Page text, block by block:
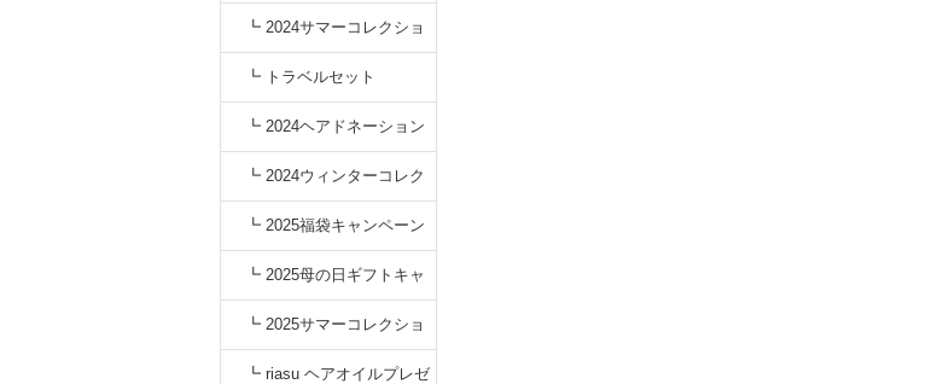
ンペーン
┗ 2024サマーコレクショ
ン
┗ トラベルセット
┗ 2024ヘアドネーション
キャンペーン
┗ 2024ウィンターコレク
ション
┗ 2025福袋キャンペーン
┗ 2025母の日ギフトキャ
ンペーン
┗ 2025サマーコレクショ
ン
┗ riasu ヘアオイルプレゼ